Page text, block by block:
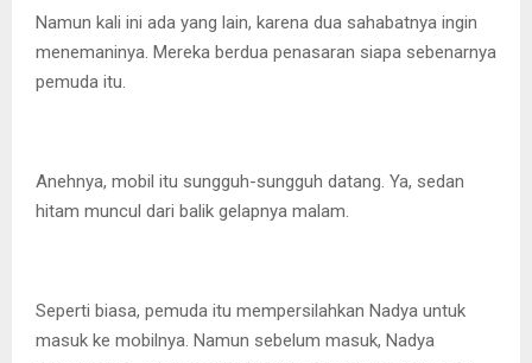
Namun kali ini ada yang lain, karena dua sahabatnya ingin
menemaninya. Mereka berdua penasaran siapa sebenarnya
pemuda itu.
Anehnya, mobil itu sungguh-sungguh datang. Ya, sedan
hitam muncul dari balik gelapnya malam.
Seperti biasa, pemuda itu mempersilahkan Nadya untuk
masuk ke mobilnya. Namun sebelum masuk, Nadya